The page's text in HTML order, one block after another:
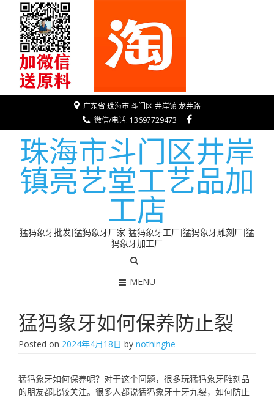
广东省 珠海市 斗门区 井岸镇 龙井路
微信/电话: 13697729473
珠海市斗门区井岸
镇亮艺堂工艺品加
工店
猛犸象牙批发|猛犸象牙厂家|猛犸象牙工厂|猛犸象牙雕刻厂|猛
犸象牙加工厂
MENU
猛犸象牙如何保养防止裂
Posted on 2024年4月18日 by nothinghe
猛犸象牙如何保养呢？对于这个问题，很多玩猛犸象牙雕刻品
的朋友都比较关注。很多人都说猛犸象牙十牙九裂，如何防止